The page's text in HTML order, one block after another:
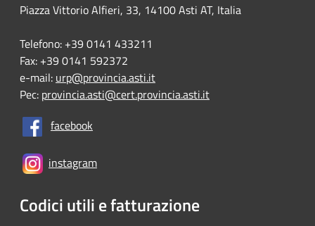
Piazza Vittorio Alfieri, 33, 14100 Asti AT, Italia
Telefono: +39 0141 433211
Fax: +39 0141 592372
e-mail: urp@provincia.asti.it
Pec: provincia.asti@cert.provincia.asti.it
facebook
instagram
Codici utili e fatturazione